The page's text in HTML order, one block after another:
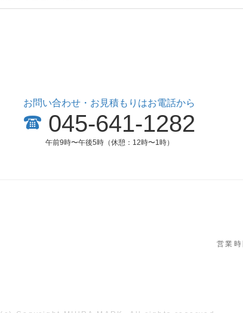
お問い合わせ・お見積もりはお電話から
045-641-1282
午前9時〜午後5時（休憩：12時〜1時）
営業